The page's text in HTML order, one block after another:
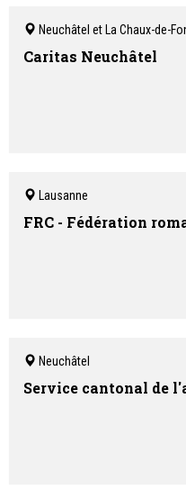
Neuchâtel et La Chaux-de-
Caritas Neuchâtel
Lausanne
FRC - Fédération
Neuchâtel
Service cantonal de